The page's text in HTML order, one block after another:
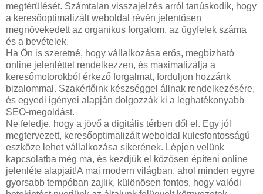
megtérülését. Számtalan visszajelzés arról tanúskodik, hogy
a keresőoptimalizált weboldal révén jelentősen
megnövekedett az organikus forgalom, az ügyfelek száma
és a bevételek.
Ha Ön is szeretné, hogy vállalkozása erős, megbízható
online jelenléttel rendelkezzen, és maximalizálja a
keresőmotorokból érkező forgalmat, forduljon hozzánk
bizalommal. Szakértőink készséggel állnak rendelkezésére,
és egyedi igényei alapján dolgozzák ki a leghatékonyabb
SEO-megoldást.
Ne feledje, hogy a jövő a digitális térben dől el. Egy jól
megtervezett, keresőoptimalizált weboldal kulcsfontosságú
eszköze lehet vállalkozása sikerének. Lépjen velünk
kapcsolatba még ma, és kezdjük el közösen építeni online
jelenléte alapjait!A mai modern világban, ahol minden egyre
gyorsabb tempóban zajlik, különösen fontos, hogy valódi